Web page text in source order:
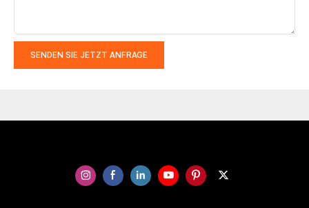
SENDEN SIE JETZT ANFRAGE